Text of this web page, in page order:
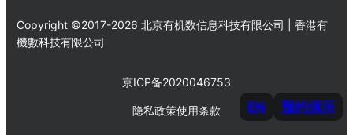
EN 预约演示
Copyright ©2017-2026 北京有机数信息科技有限公司 | 香港有
機數科技有限公司
京ICP备2020046753
隐私政策使用条款